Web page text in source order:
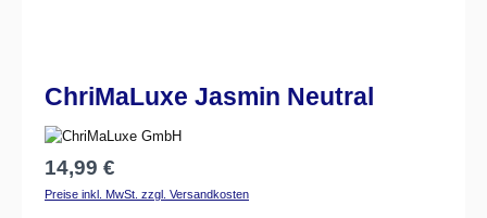
ChriMaLuxe Jasmin Neutral
Regulärer Preis:
14,99 €
Preise inkl. MwSt. zzgl. Versandkosten